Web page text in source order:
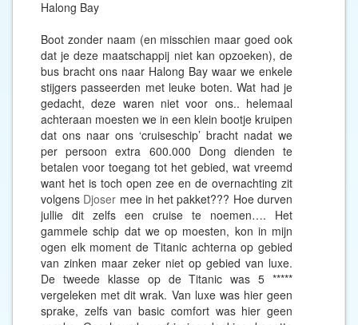
Halong Bay
Boot zonder naam (en misschien maar goed ook
dat je deze maatschappij niet kan opzoeken), de
bus bracht ons naar Halong Bay waar we enkele
stijgers passeerden met leuke boten. Wat had je
gedacht, deze waren niet voor ons.. helemaal
achteraan moesten we in een klein bootje kruipen
dat ons naar ons ‘cruiseschip’ bracht nadat we
per persoon extra 600.000 Dong dienden te
betalen voor toegang tot het gebied, wat vreemd
want het is toch open zee en de overnachting zit
volgens Djoser mee in het pakket??? Hoe durven
jullie dit zelfs een cruise te noemen…. Het
gammele schip dat we op moesten, kon in mijn
ogen elk moment de Titanic achterna op gebied
van zinken maar zeker niet op gebied van luxe.
De tweede klasse op de Titanic was 5 *****
vergeleken met dit wrak. Van luxe was hier geen
sprake, zelfs van basic comfort was hier geen